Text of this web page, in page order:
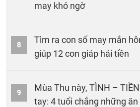
may khó ngờ
8
Tìm ra con số may mắn
giúp 12 con giáp hái tiền
9
Mùa Thu này, TÌNH –
tay: 4 tuổi chẳng những ăn